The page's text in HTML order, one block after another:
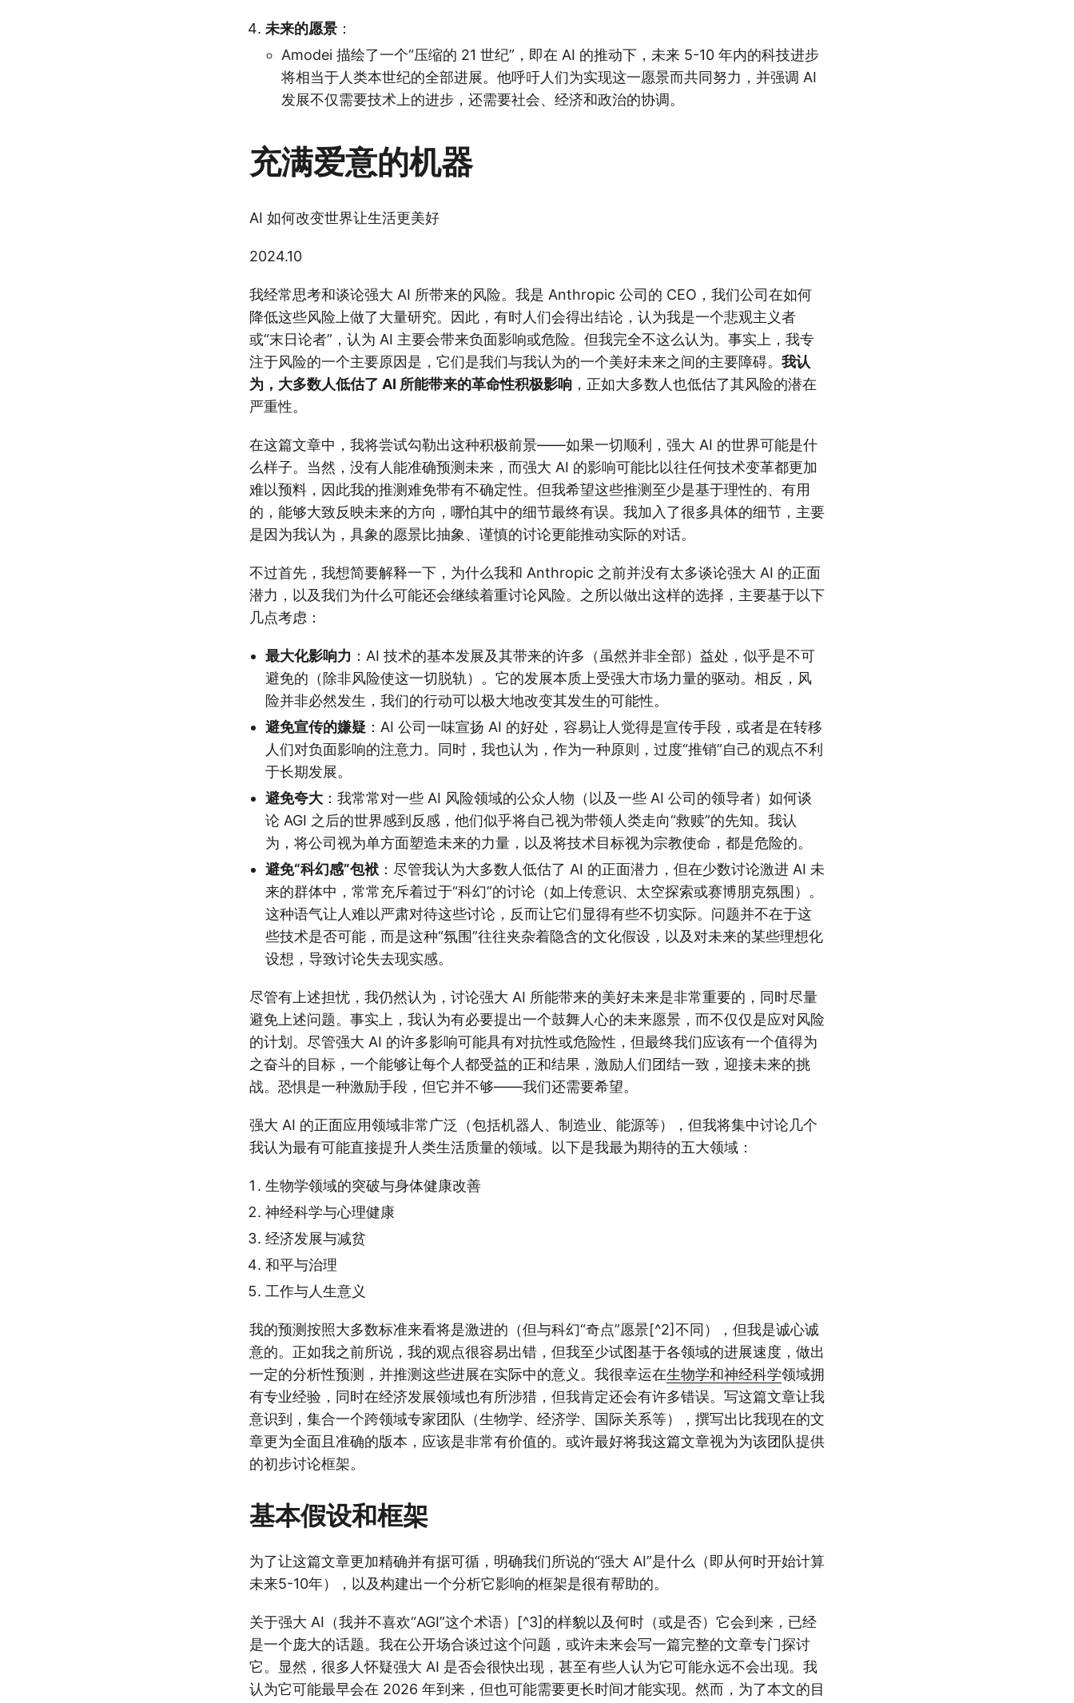
未来的愿景 ：
Amodei 描绘了一个“压缩的 21 世纪”，即在 AI 的推动下，未来 5-10 年内的科技进步
将相当于人类本世纪的全部进展。他呼吁人们为实现这一愿景而共同努力，并强调 AI
发展不仅需要技术上的进步，还需要社会、经济和政治的协调。
充满爱意的机器
AI 如何改变世界让生活更美好
2024.10
我经常思考和谈论强大 AI 所带来的风险。我是 Anthropic 公司的 CEO，我们公司在如何
降低这些风险上做了大量研究。因此，有时人们会得出结论，认为我是一个悲观主义者
或“末日论者”，认为 AI 主要会带来负面影响或危险。但我完全不这么认为。事实上，我专
注于风险的一个主要原因是，它们是我们与我认为的一个美好未来之间的主要障碍。 我认
为，大多数人低估了 AI 所能带来的革命性积极影响 ，正如大多数人也低估了其风险的潜在
严重性。
在这篇文章中，我将尝试勾勒出这种积极前景——如果一切顺利，强大 AI 的世界可能是什
么样子。当然，没有人能准确预测未来，而强大 AI 的影响可能比以往任何技术变革都更加
难以预料，因此我的推测难免带有不确定性。但我希望这些推测至少是基于理性的、有用
的，能够大致反映未来的方向，哪怕其中的细节最终有误。我加入了很多具体的细节，主要
是因为我认为，具象的愿景比抽象、谨慎的讨论更能推动实际的对话。
不过首先，我想简要解释一下，为什么我和 Anthropic 之前并没有太多谈论强大 AI 的正面
潜力，以及我们为什么可能还会继续着重讨论风险。之所以做出这样的选择，主要基于以下
几点考虑：
最大化影响力 ：AI 技术的基本发展及其带来的许多（虽然并非全部）益处，似乎是不可
避免的（除非风险使这一切脱轨）。它的发展本质上受强大市场力量的驱动。相反，风
险并非必然发生，我们的行动可以极大地改变其发生的可能性。
避免宣传的嫌疑 ：AI 公司一味宣扬 AI 的好处，容易让人觉得是宣传手段，或者是在转移
人们对负面影响的注意力。同时，我也认为，作为一种原则，过度“推销”自己的观点不利
于长期发展。
避免夸大 ：我常常对一些 AI 风险领域的公众人物（以及一些 AI 公司的领导者）如何谈
论 AGI 之后的世界感到反感，他们似乎将自己视为带领人类走向“救赎”的先知。我认
为，将公司视为单方面塑造未来的力量，以及将技术目标视为宗教使命，都是危险的。
避免“科幻感”包袱 ：尽管我认为大多数人低估了 AI 的正面潜力，但在少数讨论激进 AI 未
来的群体中，常常充斥着过于“科幻”的讨论（如上传意识、太空探索或赛博朋克氛围）。
这种语气让人难以严肃对待这些讨论，反而让它们显得有些不切实际。问题并不在于这
些技术是否可能，而是这种“氛围”往往夹杂着隐含的文化假设，以及对未来的某些理想化
设想，导致讨论失去现实感。
尽管有上述担忧，我仍然认为，讨论强大 AI 所能带来的美好未来是非常重要的，同时尽量
避免上述问题。事实上，我认为有必要提出一个鼓舞人心的未来愿景，而不仅仅是应对风险
的计划。尽管强大 AI 的许多影响可能具有对抗性或危险性，但最终我们应该有一个值得为
之奋斗的目标，一个能够让每个人都受益的正和结果，激励人们团结一致，迎接未来的挑
战。恐惧是一种激励手段，但它并不够——我们还需要希望。
强大 AI 的正面应用领域非常广泛（包括机器人、制造业、能源等），但我将集中讨论几个
我认为最有可能直接提升人类生活质量的领域。以下是我最为期待的五大领域：
生物学领域的突破与身体健康改善
神经科学与心理健康
经济发展与减贫
和平与治理
工作与人生意义
我的预测按照大多数标准来看将是激进的（但与科幻“奇点”愿景[^2]不同），但我是诚心诚
意的。正如我之前所说，我的观点很容易出错，但我至少试图基于各领域的进展速度，做出
一定的分析性预测，并推测这些进展在实际中的意义。我很幸运在生物学和神经科学领域拥
有专业经验，同时在经济发展领域也有所涉猎，但我肯定还会有许多错误。写这篇文章让我
意识到，集合一个跨领域专家团队（生物学、经济学、国际关系等），撰写出比我现在的文
章更为全面且准确的版本，应该是非常有价值的。或许最好将我这篇文章视为为该团队提供
的初步讨论框架。
基本假设和框架
为了让这篇文章更加精确并有据可循，明确我们所说的“强大 AI”是什么（即从何时开始计算
未来5-10年），以及构建出一个分析它影响的框架是很有帮助的。
关于强大 AI（我并不喜欢“AGI”这个术语）[^3]的样貌以及何时（或是否）它会到来，已经
是一个庞大的话题。我在公开场合谈过这个问题，或许未来会写一篇完整的文章专门探讨
它。显然，很多人怀疑强大 AI 是否会很快出现，甚至有些人认为它可能永远不会出现。我
认为它可能最早会在 2026 年到来，但也可能需要更长时间才能实现。然而，为了本文的目